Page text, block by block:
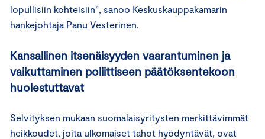
lopullisiin kohteisiin”, sanoo Keskuskauppakamarin
hankejohtaja Panu Vesterinen.
Kansallinen itsenäisyyden vaarantuminen ja
vaikuttaminen poliittiseen päätöksentekoon
huolestuttavat
Selvityksen mukaan suomalaisyritysten merkittävimmät
heikkoudet, joita ulkomaiset tahot hyödyntävät, ovat